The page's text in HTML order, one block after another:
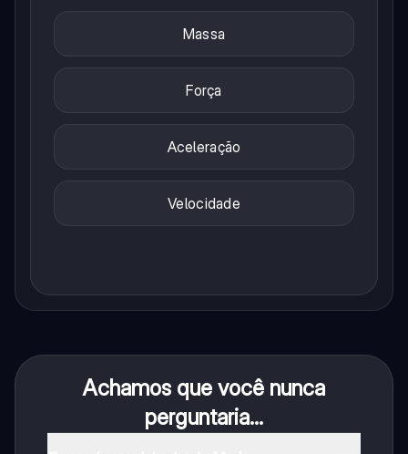
Massa
Força
Aceleração
Velocidade
Achamos que você nunca
perguntaria...